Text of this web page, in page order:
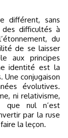
différent, sans
des difficultés à
du
de se laisser
aux principes
identité est la
conjugaison
évolutives.
ni relativisme,
nul n’est
par la ruse
la leçon.